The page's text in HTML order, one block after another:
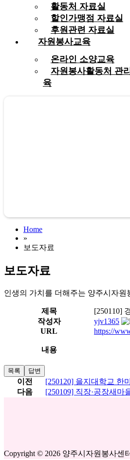
활동처 자료실
할인가맹점 자료실
후원관련 자료실
자원봉사교육
온라인 소양교육
자원봉사활동처 관
육
Home
»
보도자료
보도자료
인생의 가치를 더해주는 양주시자원
제목 [250110]
작성자
yjv1365
URL
https://
내용
목록 답변
이전 [250120] 을지대학교 한
다음
[250109] 직장·공장새
Copyright © 2026 양주시자원봉사센